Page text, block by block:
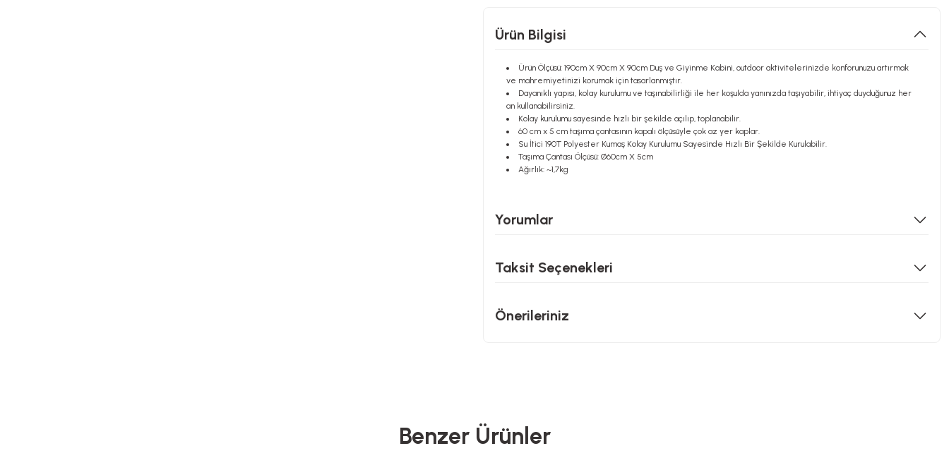
Ürün Bilgisi
Ürün Ölçüsü: 190cm X 90cm X 90cm Duş ve Giyinme Kabini, outdoor aktivitelerinizde konforunuzu artırmak
ve mahremiyetinizi korumak için tasarlanmıştır.
Dayanıklı yapısı, kolay kurulumu ve taşınabilirliği ile her koşulda yanınızda taşıyabilir, ihtiyaç duyduğunuz her
an kullanabilirsiniz.
Kolay kurulumu sayesinde hızlı bir şekilde açılıp, toplanabilir.
60 cm x 5 cm taşıma çantasının kapalı ölçüsüyle çok az yer kaplar.
Su İtici 190T Polyester Kumaş Kolay Kurulumu Sayesinde Hızlı Bir Şekilde Kurulabilir.
Taşıma Çantası Ölçüsü: Ø60cm X 5cm
Ağırlık: ~1,7kg
Yorumlar
Taksit Seçenekleri
Önerileriniz
Benzer Ürünler